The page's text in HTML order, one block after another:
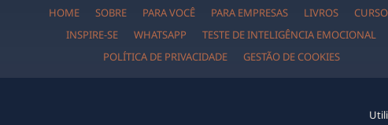
HOME SOBRE PARA VOCÊ PARA EMPRESAS LIVROS
INSPIRE-SE
WHATSAPP
TESTE DE INTELIGÊNCIA EMOCIONAL
POLÍTICA DE PRIVACIDADE
GESTÃO DE COOKIES